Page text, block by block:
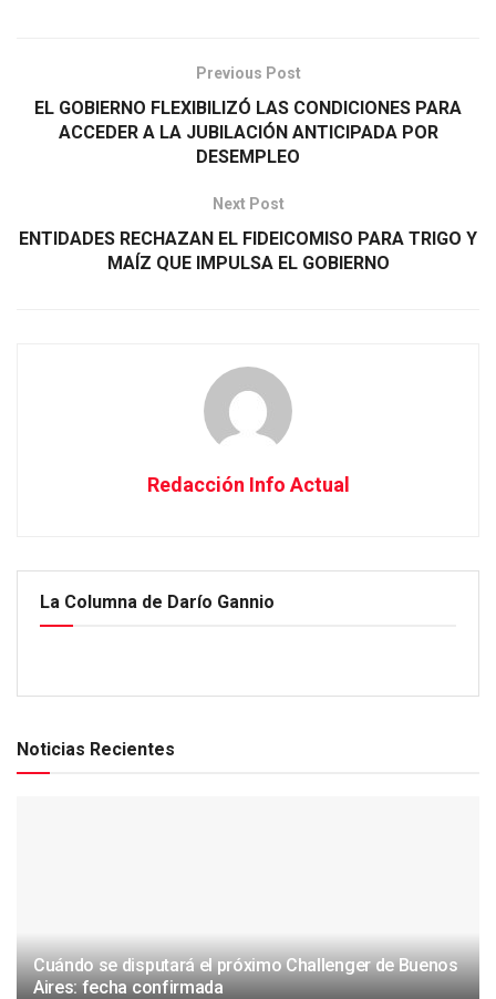
Previous Post
EL GOBIERNO FLEXIBILIZÓ LAS CONDICIONES PARA
ACCEDER A LA JUBILACIÓN ANTICIPADA POR
DESEMPLEO
Next Post
ENTIDADES RECHAZAN EL FIDEICOMISO PARA TRIGO Y
MAÍZ QUE IMPULSA EL GOBIERNO
Redacción Info Actual
La Columna de Darío Gannio
Noticias Recientes
Cuándo se disputará el próximo Challenger de Buenos
Aires: fecha confirmada